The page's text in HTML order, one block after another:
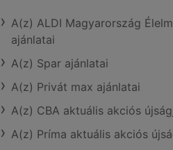
A(z) ALDI Magyarország
ajánlatai
A(z) Spar ajánlatai
A(z) Privát max ajánlatai
A(z) CBA aktuális akciós
A(z) Príma aktuális akciós